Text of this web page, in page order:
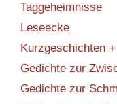
Taggeheimnisse
Leseecke
Kurzgeschichten
Gedichte zur
Gedichte zur